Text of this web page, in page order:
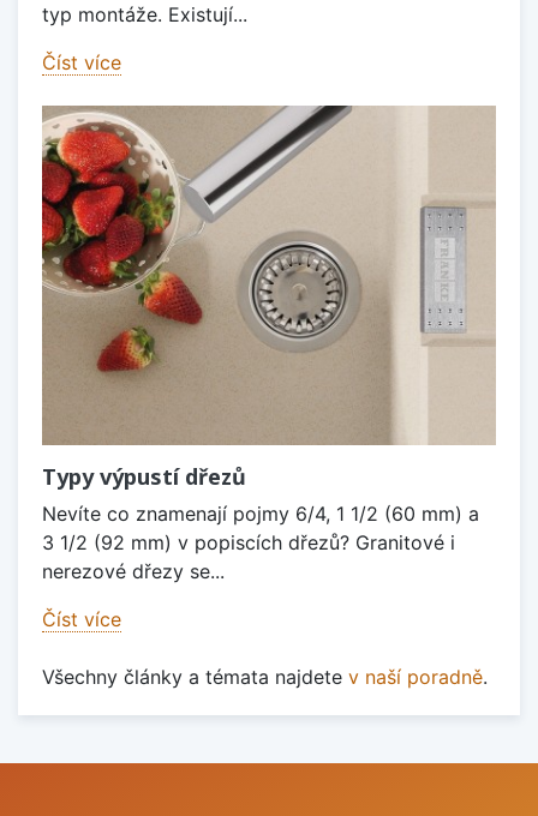
typ montáže. Existují...
Číst více
Typy výpustí dřezů
Nevíte co znamenají pojmy 6/4, 1 1/2 (60 mm) a
3 1/2 (92 mm) v popiscích dřezů? Granitové i
nerezové dřezy se...
Číst více
Všechny články a témata najdete v naší poradně.